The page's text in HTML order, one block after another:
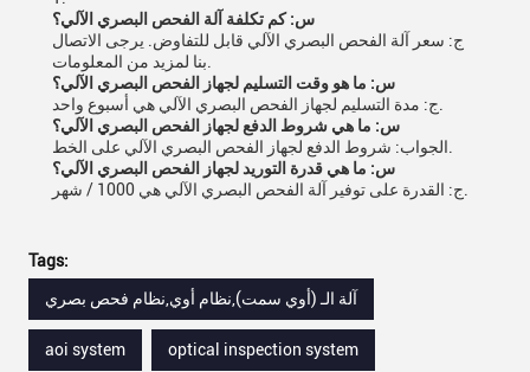
س: كم تكلفة آلة الفحص البصري الآلي؟
ج: سعر آلة الفحص البصري الآلي قابل للتفاوض. يرجى الاتصال
س: ما هو وقت التسليم لجهاز الفحص البصري الآلي؟
س: ما هي شروط الدفع لجهاز الفحص البصري الآلي؟
س: ما هي قدرة التوريد لجهاز الفحص البصري الآلي؟
Tags:
آلة الـ (أوي سمت),نظام أوي,نظام فحص بصري
aoi system optical inspection system